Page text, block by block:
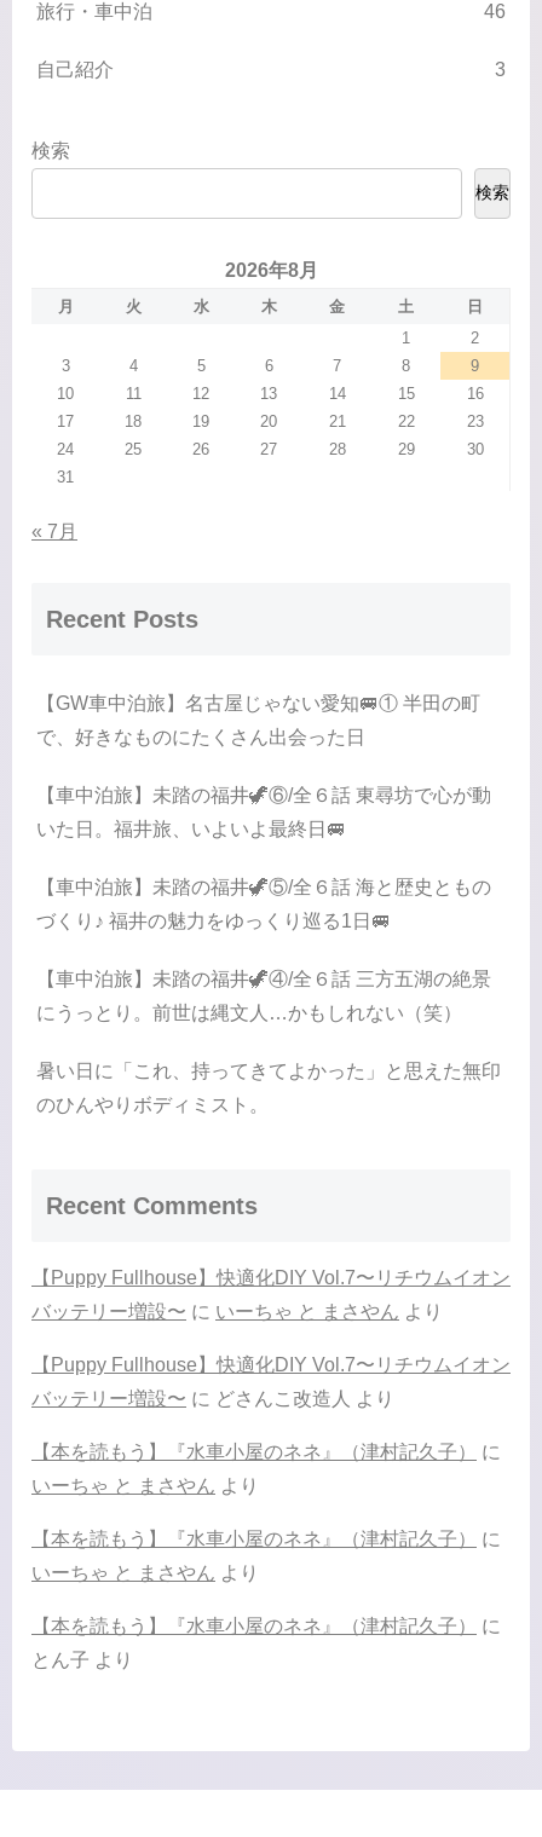
旅行・車中泊 46
自己紹介 3
検索
検索
2026年8月
月 火 水 木 金 土
日
1
2
3
4 5 6 7 8
9
10
11 12 13 14 15
16
17
18 19 20 21 22
23
24
25 26 27 28 29
30
31
« 7月
Recent Posts
【GW車中泊旅】名古屋じゃない愛知🚐① 半田の町
で、好きなものにたくさん出会った日
【車中泊旅】未踏の福井🦖⑥/全６話 東尋坊で心が動
いた日。福井旅、いよいよ最終日🚐
【車中泊旅】未踏の福井🦖⑤/全６話 海と歴史ともの
づくり♪ 福井の魅力をゆっくり巡る1日🚐
【車中泊旅】未踏の福井🦖④/全６話 三方五湖の絶景
にうっとり。前世は縄文人…かもしれない（笑）
暑い日に「これ、持ってきてよかった」と思えた無印
のひんやりボディミスト。
Recent Comments
【Puppy Fullhouse】快適化DIY Vol.7〜リチウムイオン
バッテリー増設〜 に いーちゃ と まさやん より
【Puppy Fullhouse】快適化DIY Vol.7〜リチウムイオン
バッテリー増設〜 に どさんこ改造人 より
【本を読もう】『水車小屋のネネ』（津村記久子）
に
いーちゃ と まさやん より
【本を読もう】『水車小屋のネネ』（津村記久子）
に
いーちゃ と まさやん より
【本を読もう】『水車小屋のネネ』（津村記久子）
に
とん子 より